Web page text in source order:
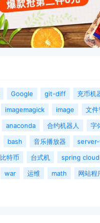
Google git-diff
充币机
imagemagick image
文件
anaconda 合约机器人
字
bash 音乐播放器
比特币 台式机 spring cloud
war 运维 math
网站程